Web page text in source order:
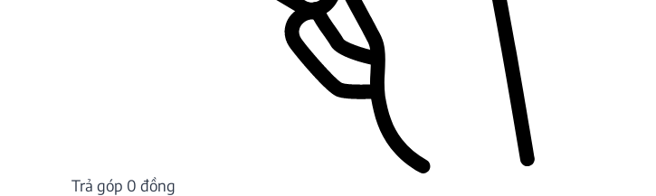
Trả góp 0 đồng